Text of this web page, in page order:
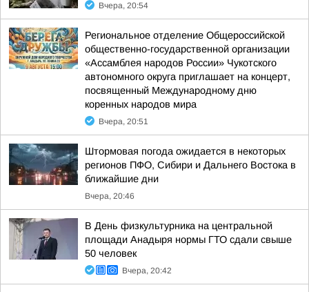
Вчера, 20:54
Региональное отделение Общероссийской
общественно-государственной организации
«Ассамблея народов России» Чукотского
автономного округа приглашает на концерт,
посвященный Международному дню
коренных народов мира
Вчера, 20:51
Штормовая погода ожидается в некоторых
регионов ПФО, Сибири и Дальнего Востока в
ближайшие дни
Вчера, 20:46
В День физкультурника на центральной
площади Анадыря нормы ГТО сдали свыше
50 человек
Вчера, 20:42